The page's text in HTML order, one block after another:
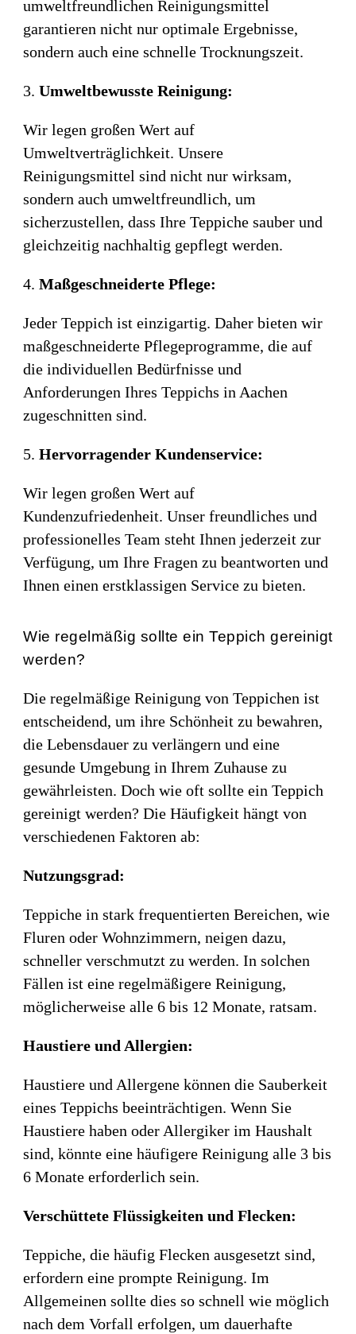
umweltfreundlichen Reinigungsmittel
garantieren nicht nur optimale Ergebnisse,
sondern auch eine schnelle Trocknungszeit.
Umweltbewusste Reinigung:
Wir legen großen Wert auf
Umweltverträglichkeit. Unsere
Reinigungsmittel sind nicht nur wirksam,
sondern auch umweltfreundlich, um
sicherzustellen, dass Ihre Teppiche sauber und
gleichzeitig nachhaltig gepflegt werden.
Maßgeschneiderte Pflege:
Jeder Teppich ist einzigartig. Daher bieten wir
maßgeschneiderte Pflegeprogramme, die auf
die individuellen Bedürfnisse und
Anforderungen Ihres Teppichs in Aachen
zugeschnitten sind.
Hervorragender Kundenservice:
Wir legen großen Wert auf
Kundenzufriedenheit. Unser freundliches und
professionelles Team steht Ihnen jederzeit zur
Verfügung, um Ihre Fragen zu beantworten und
Ihnen einen erstklassigen Service zu bieten.
Wie regelmäßig sollte ein Teppich gereinigt
werden?
Die regelmäßige Reinigung von Teppichen ist
entscheidend, um ihre Schönheit zu bewahren,
die Lebensdauer zu verlängern und eine
gesunde Umgebung in Ihrem Zuhause zu
gewährleisten. Doch wie oft sollte ein Teppich
gereinigt werden? Die Häufigkeit hängt von
verschiedenen Faktoren ab:
Nutzungsgrad:
Teppiche in stark frequentierten Bereichen, wie
Fluren oder Wohnzimmern, neigen dazu,
schneller verschmutzt zu werden. In solchen
Fällen ist eine regelmäßigere Reinigung,
möglicherweise alle 6 bis 12 Monate, ratsam.
Haustiere und Allergien:
Haustiere und Allergene können die Sauberkeit
eines Teppichs beeinträchtigen. Wenn Sie
Haustiere haben oder Allergiker im Haushalt
sind, könnte eine häufigere Reinigung alle 3 bis
6 Monate erforderlich sein.
Verschüttete Flüssigkeiten und Flecken:
Teppiche, die häufig Flecken ausgesetzt sind,
erfordern eine prompte Reinigung. Im
Allgemeinen sollte dies so schnell wie möglich
nach dem Vorfall erfolgen, um dauerhafte